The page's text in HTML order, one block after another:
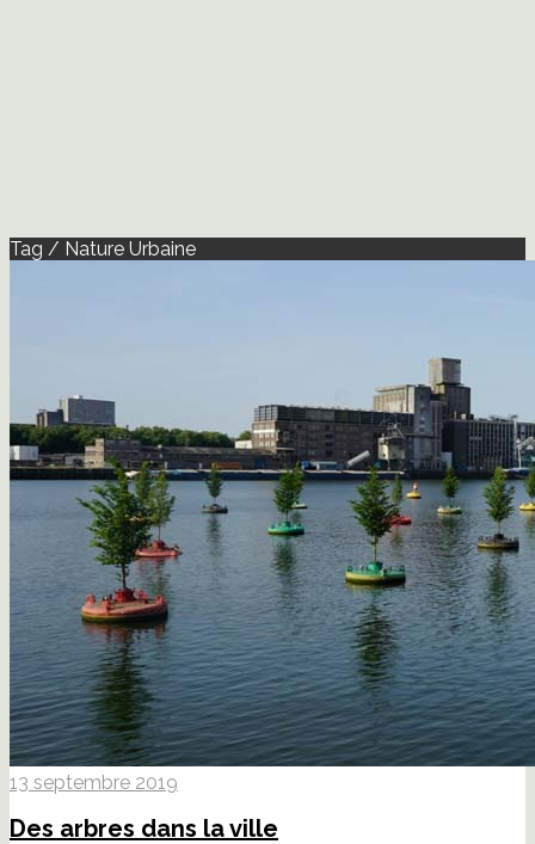
Tag / Nature Urbaine
13 septembre 2019
Des arbres dans la ville